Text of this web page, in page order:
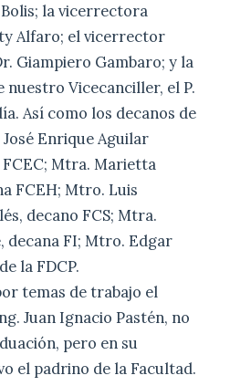
la vicerrectora
Alfaro; el vicerrector
Giampiero Gambaro; y la
nuestro Vicecanciller, el P.
Así como los decanos de
Enrique Aguilar
Mtra. Marietta
FCEH; Mtro. Luis
decano FCS; Mtra.
decana FI; Mtro. Edgar
la FDCP.
temas de trabajo el
Juan Ignacio Pastén, no
pero en su
el padrino de la Facultad.